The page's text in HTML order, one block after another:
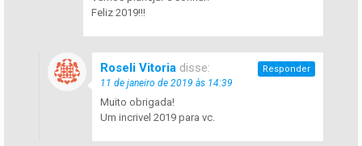
Feliz 2019!!!
Roseli Vitoria disse:
11 de janeiro de 2019 às 14:39
Muito obrigada!
Um incrivel 2019 para vc.
Responder